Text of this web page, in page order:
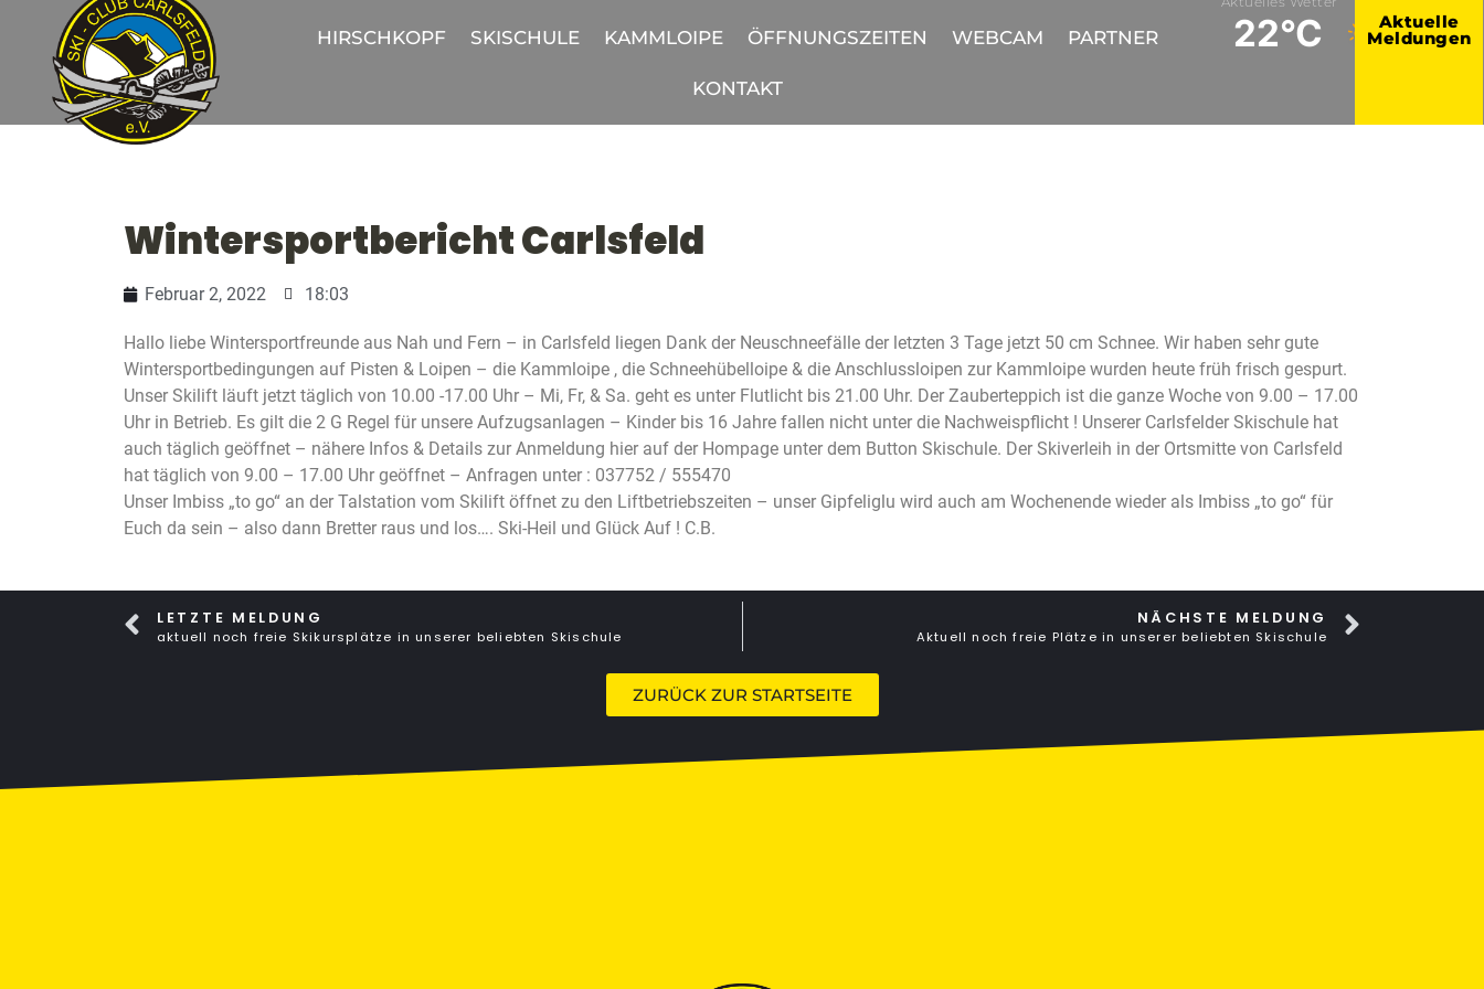
HIRSCHKOPF SKISCHULE KAMMLOIPE ÖFFNUNGSZEITEN WEBCAM PARTNER
KONTAKT
22°C Aktuelle
Meldungen
Wintersportbericht Carlsfeld
Februar 2, 2022 18:03
Hallo liebe Wintersportfreunde aus Nah und Fern – in Carlsfeld liegen Dank der Neuschneefälle der letzten 3 Tage jetzt 50 cm Schnee. Wir haben sehr gute
Wintersportbedingungen auf Pisten & Loipen – die Kammloipe , die Schneehübelloipe & die Anschlussloipen zur Kammloipe wurden heute früh frisch gespurt.
Unser Skilift läuft jetzt täglich von 10.00 -17.00 Uhr – Mi, Fr, & Sa. geht es unter Flutlicht bis 21.00 Uhr. Der Zauberteppich ist die ganze Woche von 9.00 – 17.00
Uhr in Betrieb. Es gilt die 2 G Regel für unsere Aufzugsanlagen – Kinder bis 16 Jahre fallen nicht unter die Nachweispflicht ! Unserer Carlsfelder Skischule hat
auch täglich geöffnet – nähere Infos & Details zur Anmeldung hier auf der Hompage unter dem Button Skischule. Der Skiverleih in der Ortsmitte von Carlsfeld
hat täglich von 9.00 – 17.00 Uhr geöffnet – Anfragen unter : 037752 / 555470
Unser Imbiss „to go“ an der Talstation vom Skilift öffnet zu den Liftbetriebszeiten – unser Gipfeliglu wird auch am Wochenende wieder als Imbiss „to go“ für
Euch da sein – also dann Bretter raus und los…. Ski-Heil und Glück Auf ! C.B.
LETZTE MELDUNG
aktuell noch freie Skikursplätze in unserer beliebten Skischule
NÄCHSTE MELDUNG
Aktuell noch freie Plätze in unserer beliebten Skischule
ZURÜCK ZUR STARTSEITE